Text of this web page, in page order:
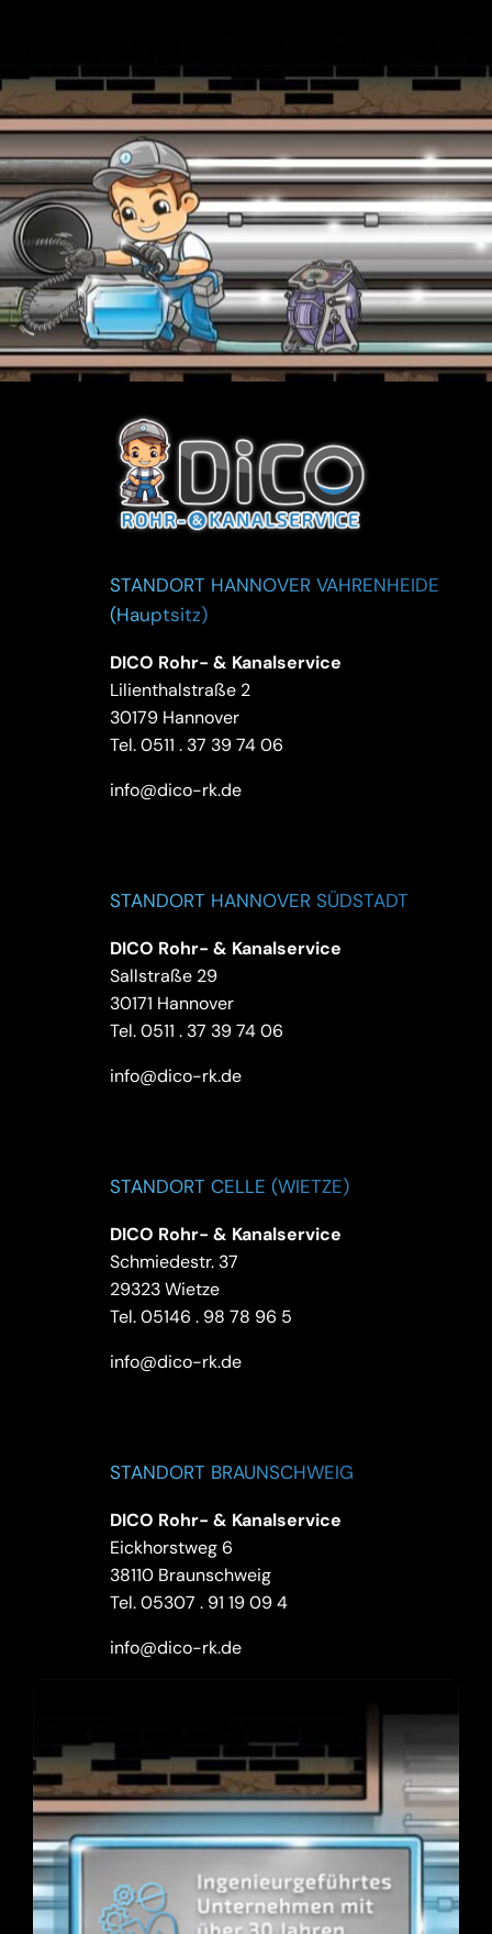
STANDORT HANNOVER VAHRENHEIDE
(Hauptsitz)
DICO Rohr- & Kanalservice
Lilienthalstraße 2
30179 Hannover
Tel.0511 . 37 39 74 06
info@dico-rk.de
STANDORT HANNOVER SÜDSTADT
DICO Rohr- & Kanalservice
Sallstraße 29
30171 Hannover
Tel.0511 . 37 39 74 06
info@dico-rk.de
STANDORT CELLE (WIETZE)
DICO Rohr- & Kanalservice
Schmiedestr. 37
29323 Wietze
Tel.05146 . 98 78 96 5
info@dico-rk.de
STANDORT BRAUNSCHWEIG
DICO Rohr- & Kanalservice
Eickhorstweg 6
38110 Braunschweig
Tel.05307 . 91 19 09 4
info@dico-rk.de